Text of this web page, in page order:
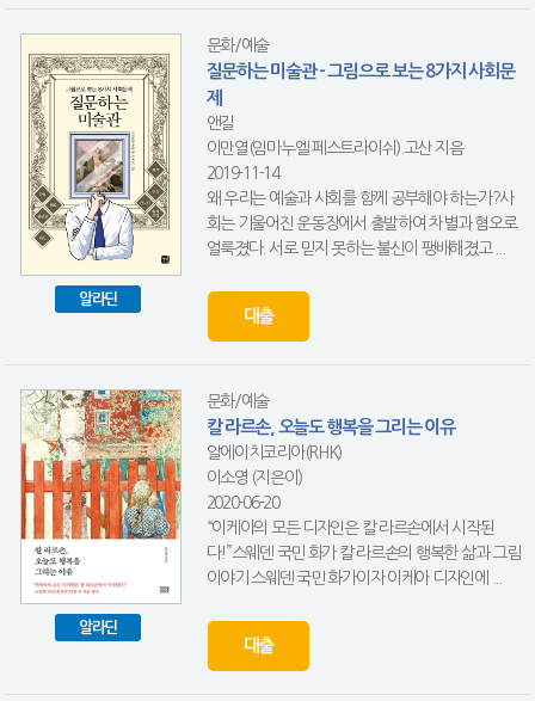
알라딘
문화/예술
질문하는 미술관 - 그림으로 보는 8가지 사회문
제
앤길
이만열(임마누엘 페스트라이쉬).고산 지음
2019-11-14
왜 우리는 예술과 사회를 함께 공부해야 하는가?사
회는 기울어진 운동장에서 출발하여 차별과 혐오로
얼룩졌다. 서로 믿지 못하는 불신이 팽배해졌고 ...
대출
알라딘
문화/예술
칼 라르손, 오늘도 행복을 그리는 이유
알에이치코리아(RHK)
이소영 (지은이)
2020-06-20
“이케아의 모든 디자인은 칼 라르손에서 시작된
다!”스웨덴 국민 화가 칼 라르손의 행복한 삶과 그림
이야기 스웨덴 국민 화가이자 이케아 디자인에 ...
대출